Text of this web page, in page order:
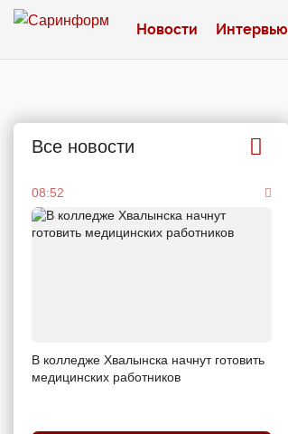
Новости Интервью
Все новости
08:52
В колледже Хвалынска начнут готовить
медицинских работников